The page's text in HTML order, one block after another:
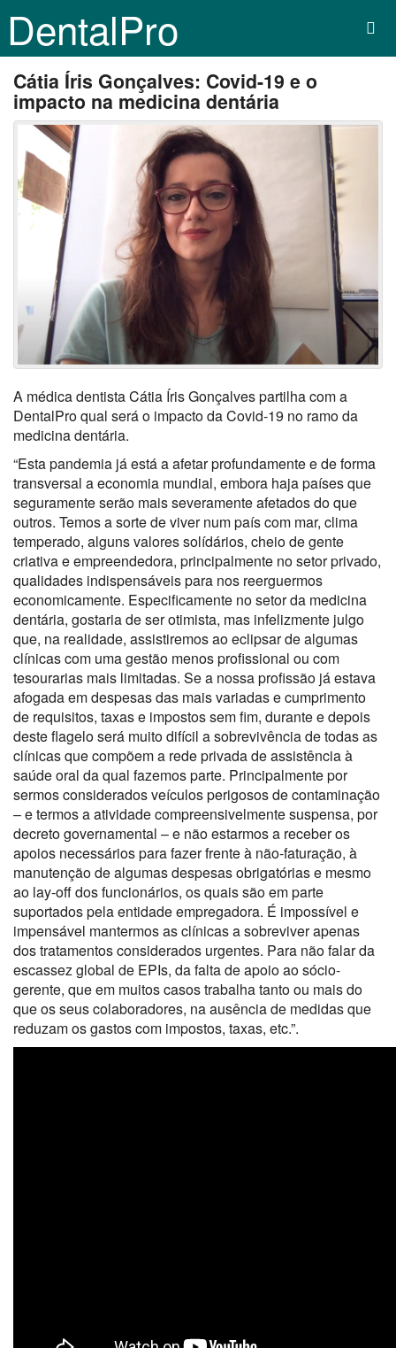
DentalPro
Cátia Íris Gonçalves: Covid-19 e o
impacto na medicina dentária
A médica dentista Cátia Íris Gonçalves partilha com a
DentalPro qual será o impacto da Covid-19 no ramo da
medicina dentária.
“Esta pandemia já está a afetar profundamente e de forma
transversal a economia mundial, embora haja países que
seguramente serão mais severamente afetados do que
outros. Temos a sorte de viver num país com mar, clima
temperado, alguns valores solídários, cheio de gente
criativa e empreendedora, principalmente no setor privado,
qualidades indispensáveis para nos reerguermos
economicamente. Especificamente no setor da medicina
dentária, gostaria de ser otimista, mas infelizmente julgo
que, na realidade, assistiremos ao eclipsar de algumas
clínicas com uma gestão menos profissional ou com
tesourarias mais limitadas. Se a nossa profissão já estava
afogada em despesas das mais variadas e cumprimento
de requisitos, taxas e impostos sem fim, durante e depois
deste flagelo será muito difícil a sobrevivência de todas as
clínicas que compõem a rede privada de assistência à
saúde oral da qual fazemos parte. Principalmente por
sermos considerados veículos perigosos de contaminação
– e termos a atividade compreensivelmente suspensa, por
decreto governamental – e não estarmos a receber os
apoios necessários para fazer frente à não-faturação, à
manutenção de algumas despesas obrigatórias e mesmo
ao lay-off dos funcionários, os quais são em parte
suportados pela entidade empregadora. É impossível e
impensável mantermos as clínicas a sobreviver apenas
dos tratamentos considerados urgentes. Para não falar da
escassez global de EPIs, da falta de apoio ao sócio-
gerente, que em muitos casos trabalha tanto ou mais do
que os seus colaboradores, na ausência de medidas que
reduzam os gastos com impostos, taxas, etc.”.